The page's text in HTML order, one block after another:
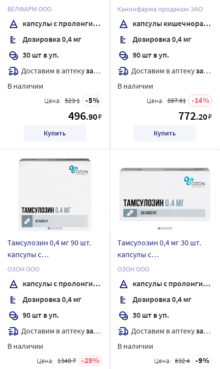
пролонгированным
высвобождением
ВЕЛФАРМ ООО
капсулы с пролонгированным высвобождением
Дозировка 0,4 мг
30 шт в уп.
Доставим в аптекузавтра
В наличии
Цена: 523.1 5
496.90₽
Купить
кишечнорастворимые с
пролонгированным
высвобождением
Канонфарма продакшн ЗАО
капсулы кишечнорастворимые
Дозировка 0,4 мг
90 шт в уп.
Доставим в аптекузавтра
В наличии
Цена: 897.91 14
772.20₽
Купить
Тамсулозин 0,4 мг 90 шт.
капсулы с
пролонгированным
высвобождением
ОЗОН ООО
капсулы с пролонгированным высвобождением
Дозировка 0,4 мг
90 шт в уп.
Доставим в аптекузавтра
В наличии
Цена: 1340.7 29
Тамсулозин 0,4 мг 30 шт.
капсулы с
пролонгированным
высвобождением
ОЗОН ООО
капсулы с пролонгированным высвобождением
Дозировка 0,4 мг
30 шт в уп.
Доставим в аптекузавтра
В наличии
Цена: 632.4 9